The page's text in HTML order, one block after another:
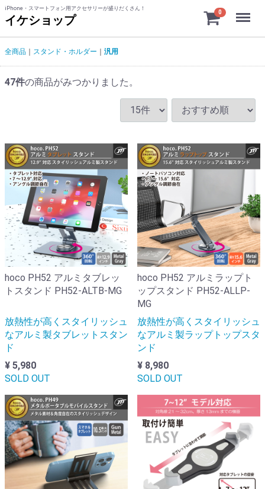
iPhone・スマートフォン用アクセサリーが盛りだくさん！
イケショップ
0 Menu
全商品 スタンド・ホルダー 汎用
47件の商品がみつかりました。
hoco PH52 アルミタブレッ
トスタンド PH52-ALTB-MG
放熱性が高くスタイリッシュ
なアルミ製タブレットスタン
ド
¥ 5,980
SOLD OUT
hoco PH52 アルミラップト
ップスタンド PH52-ALLP-
MG
放熱性が高くスタイリッシュ
なアルミ製ラップトップスタ
ンド
¥ 8,980
SOLD OUT